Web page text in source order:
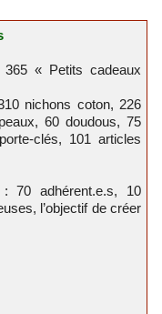
« Petits cadeaux
nichons coton, 226
60 doudous, 75
clés, 101 articles
70 adhérent.e.s, 10
l’objectif de créer